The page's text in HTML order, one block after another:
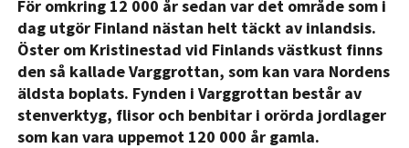
För omkring 12 000 år sedan var det område som i
dag utgör Finland nästan helt täckt av inlandsis.
Öster om Kristinestad vid Finlands västkust finns
den så kallade Varggrottan, som kan vara Nordens
äldsta boplats. Fynden i Varggrottan består av
stenverktyg, flisor och benbitar i orörda jordlager
som kan vara uppemot 120 000 år gamla.